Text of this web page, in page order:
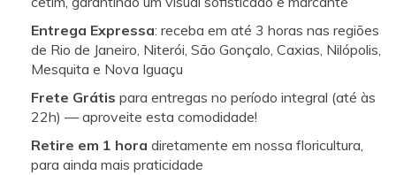
Entrega Expressa: receba em até 3 horas nas regiões
de Rio de Janeiro, Niterói, São Gonçalo, Caxias, Nilópolis,
Mesquita e Nova Iguaçu
Frete Grátis para entregas no período integral (até às
22h) — aproveite esta comodidade!
Retire em 1 hora diretamente em nossa floricultura,
para ainda mais praticidade